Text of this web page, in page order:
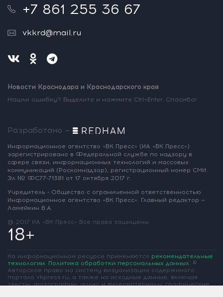
+7 861 255 36 67
vkkrd@mail.ru
Новости Краснодара и Краснодарского края
Нашли ошибку? Выделите и нажмите Ctrl+Enter. Спасибо!
Разработано —
Информационное агентство «ВК Пресс» (ИА «ВК Пресс»)
зарегистрировано в Федеральной службе по надзору в
сфере связи, информационных технологий и массовых
коммуникаций (Роскомнадзор), регистрационный номер СМИ:
Эл № ФС77-71381 от 17 октября 2017 г.
Учредитель - Общество с ограниченной ответственностью
Информационное агентство «ВК Пресс». Главный редактор —
Ламейкин В.А.
@ 2017 ИА «ВК Пресс» Все права защищены
18+
На информационном ресурсе применяются рекомендательные
технологии. Политика обработки персональных данных. ©
Авторское право на систему визуализации содержимого
портала vkpress.ru, а также на исходные данные, включая
тексты, фотографии, аудио и видеоматериалы, графические